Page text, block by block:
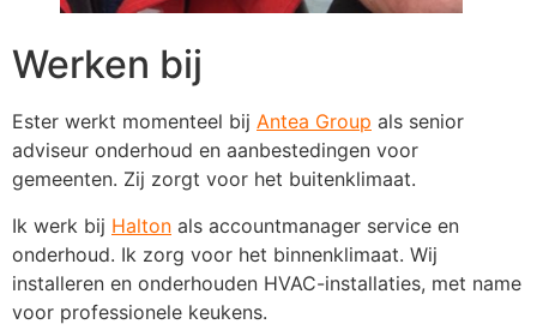
Werken bij
Ester werkt momenteel bij Antea Group als senior
adviseur onderhoud en aanbestedingen voor
gemeenten. Zij zorgt voor het buitenklimaat.
Ik werk bij Halton als accountmanager service en
onderhoud. Ik zorg voor het binnenklimaat. Wij
installeren en onderhouden HVAC-installaties, met name
voor professionele keukens.